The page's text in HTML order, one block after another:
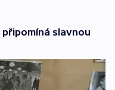
slavnou